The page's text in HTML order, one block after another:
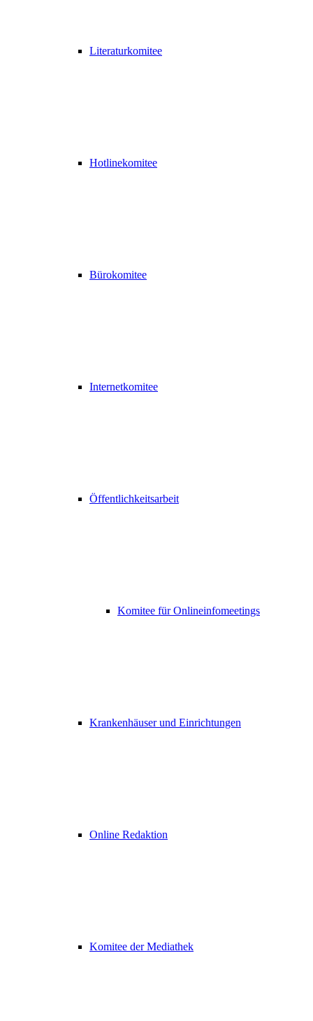
Literaturkomitee
Hotlinekomitee
Bürokomitee
Internetkomitee
Öffentlichkeitsarbeit
Komitee für Onlineinfomeetings
Krankenhäuser und Einrichtungen
Online Redaktion
Komitee der Mediathek